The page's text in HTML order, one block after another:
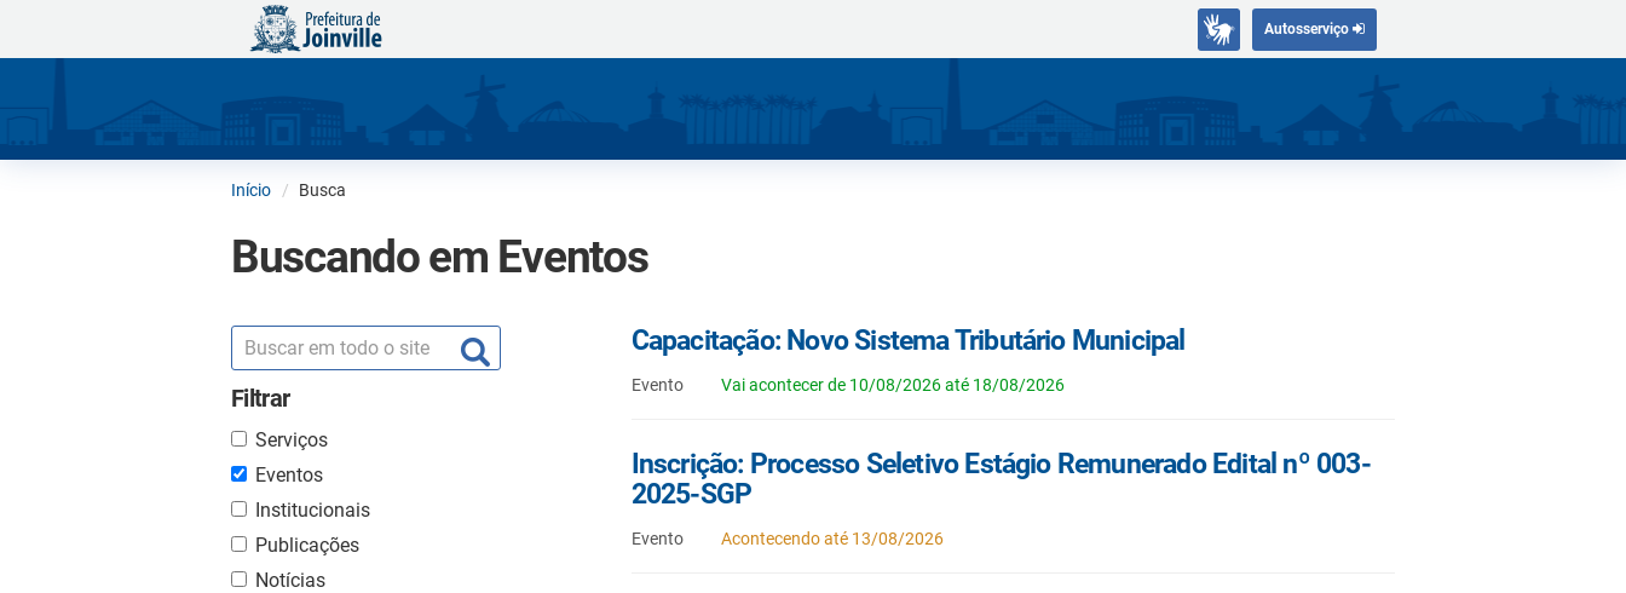
Autosserviço
Início Busca
Buscando em Eventos
Filtrar
Serviços
Eventos
Institucionais
Publicações
Notícias
Capacitação: Novo Sistema Tributário Municipal
Evento Vai acontecer de 10/08/2026 até 18/08/2026
Inscrição: Processo Seletivo Estágio Remunerado Edital nº 003-
2025-SGP
Evento Acontecendo até 13/08/2026